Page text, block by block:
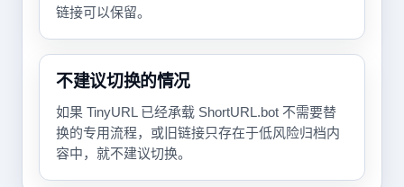
链接可以保留。
不建议切换的情况
如果 TinyURL 已经承载 ShortURL.bot 不需要替
换的专用流程，或旧链接只存在于低风险归档内
容中，就不建议切换。